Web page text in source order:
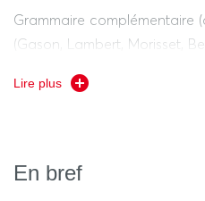
Grammaire complémentaire
(Gason, Lambert, Morisset,
Lire plus
En bref